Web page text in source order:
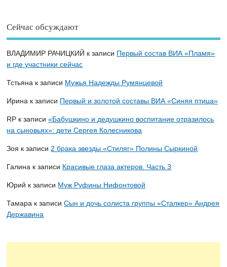
Сейчас обсуждают
ВЛАДИМИР РАЧИЦКИЙ к записи Первый состав ВИА «Пламя»
и где участники сейчас
Тстьяна к записи Мужья Надежды Румянцевой
Ирина к записи Первый и золотой составы ВИА «Синяя птица»
RP к записи«Бабушкино и дедушкино воспитание отразилось
на сыновьях»: дети Сергея Колесникова
Зоя к записи 2 брака звезды «Стиляг» Полины Сыркиной
Галина к записи Красивые глаза актеров. Часть 3
Юрий к записи Муж Руфины Нифонтовой
Тамара к записиСын и дочь солиста группы «Сталкер» Андрея
Державина